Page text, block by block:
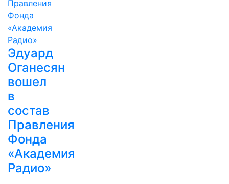
Эдуард
Оганесян
вошел
в
состав
Правления
Фонда
«Академия
Радио»